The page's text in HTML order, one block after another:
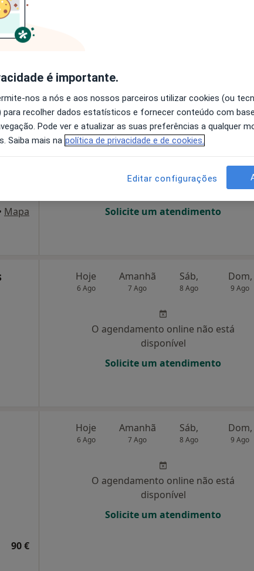
100 €
Mapa
Hoje
6 Ago
Amanhã
7 Ago
Sáb,
8 Ago
Dom,
O agendamento online não está
Solicite um atendimento
Hoje
6 Ago
Amanhã
7 Ago
Sáb,
8 Ago
Dom,
9 Ago
O agendamento online não está
disponível
Solicite um atendimento
90 €
Hoje
6 Ago
Amanhã
7 Ago
Sáb,
8 Ago
Dom,
9 Ago
O agendamento online não está
disponível
Solicite um atendimento
é importante.
nos a nós e aos nossos parceiros utilizar cookies (ou
para recolher dados estatísticos e fornecer conteúdo com
Pode ver e atualizar as suas preferências a qualquer
Saiba mais na política de privacidade e de cookies.
Editar configurações